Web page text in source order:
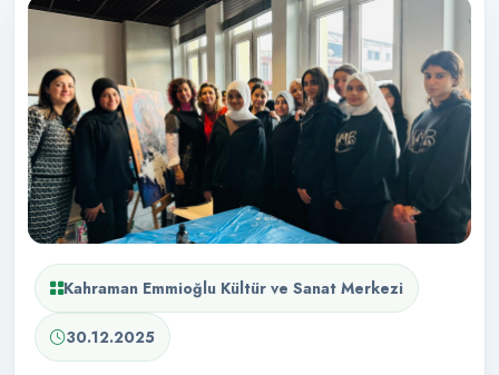
Kahraman Emmioğlu Kültür ve Sanat Merkezi
30.12.2025